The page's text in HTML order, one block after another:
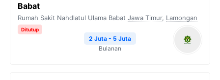
Babat
Rumah Sakit Nahdlatul Ulama Babat Jawa Timur, Lamongan
Ditutup
2 Juta - 5 Juta
Bulanan